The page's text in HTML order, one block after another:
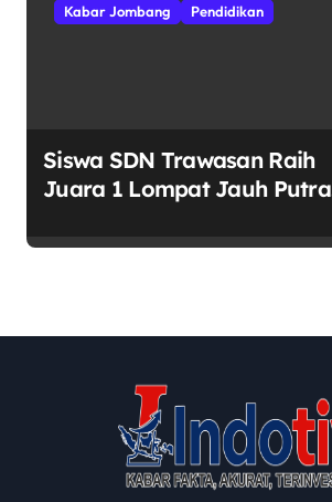
Kabar Jombang Pendidikan
Siswa SDN Trawasan Raih
Juara 1 Lompat Jauh Putra
di HUT RI ke-81